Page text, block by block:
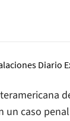
un caso